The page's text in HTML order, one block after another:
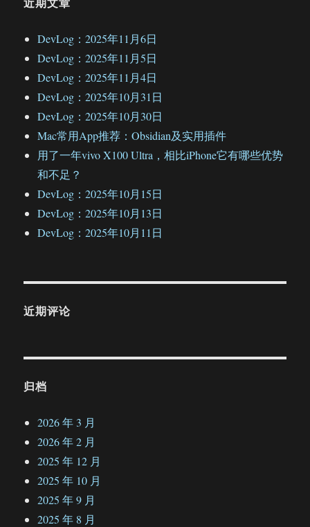
DevLog：2025年11月6日
DevLog：2025年11月5日
DevLog：2025年11月4日
DevLog：2025年10月31日
DevLog：2025年10月30日
Mac常用App推荐：Obsidian及实用插件
用了一年vivo X100 Ultra，相比iPhone它有哪些优势
和不足？
DevLog：2025年10月15日
DevLog：2025年10月13日
DevLog：2025年10月11日
近期评论
归档
2026 年 3 月
2026 年 2 月
2025 年 12 月
2025 年 10 月
2025 年 9 月
2025 年 8 月